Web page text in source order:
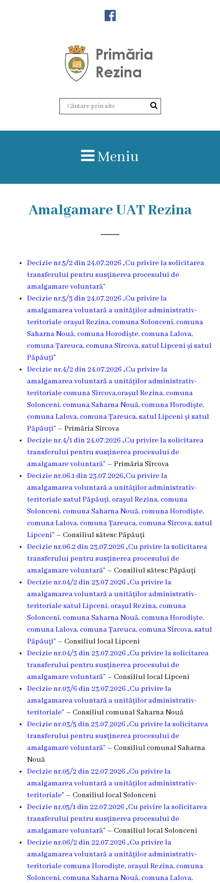
Amalgamare
în
Zile
de
audiență
Primarul
Aparatul
primăriei
Competențele
primarului
Dispozițiile
primarului
Plăți
salariale
încasate
Întreprinderi
subordonate
Grădinița
nr.1
,,Leagănul
copilăriei”
Grădinița
nr.2
,,Andrieș”
Grădinița
nr.5
,,Bucuria”
Grădinița
nr.6
,,Cocoșelul
de
Aur”
Meniu
Amalgamare UAT Rezina
Decizie nr.5/2 din 24.07.2026 „Cu privire la solicitarea
transferului pentru susținerea procesului de
amalgamare voluntară”
Decizie nr.5/3 din 24.07.2026 „Cu privire la
amalgamarea voluntară a unităților administrativ-
teritoriale orașul Rezina, comuna Solonceni, comuna
Saharna Nouă, comuna Horodiște, comuna Lalova,
comuna Țareuca, comuna Sîrcova, satul Lipceni și satul
Păpăuți”
Decizie nr.4/2 din 24.07.2026 „Cu privire la
amalgamarea voluntară a unităților administrativ-
teritoriale comuna Sîrcova,orașul Rezina, comuna
Solonceni, comuna Saharna Nouă, comuna Horodiște,
comuna Lalova, comuna Țareuca, satul Lipceni și satul
Păpăuți” – Primăria Sîrcova
Decizie nr.4/1 din 24.07.2026 „Cu privire la solicitarea
transferului pentru susținerea procesului de
amalgamare voluntară” – Primăria Sîrcova
Decizie nr.06.1 din 23.07.2026„Cu privire la
amalgamarea voluntară a unităților administrativ-
teritoriale satul Păpăuți, orașul Rezina, comuna
Solonceni, comuna Saharna Nouă, comuna Horodiște,
comuna Lalova, comuna Țareuca, comuna Sîrcova, satul
Lipceni” – Consiliul sătesc Păpăuți
Decizie nr.06.2 din 23.07.2026 „Cu privire la solicitarea
transferului pentru susținerea procesului de
amalgamare voluntară” – Consiliul sătesc Păpăuți
Decizie nr.04/2 din 23.07.2026 „Cu privire la
amalgamarea voluntară a unităților administrativ-
teritoriale satul Lipceni, orașul Rezina, comuna
Solonceni, comuna Saharna Nouă, comuna Horodiște,
comuna Lalova, comuna Țareuca, comuna Sîrcova, satul
Păpăuți” – Consiliul local Lipceni
Decizie nr.04/3 din 23.07.2026 „Cu privire la solicitarea
transferului pentru susținerea procesului de
amalgamare voluntară” – Consiliul local Lipceni
Decizie nr.03/6 din 23.07.2026 „Cu privire la
amalgamarea voluntară a unităților administrativ-
teritoriale” – Consiliul comunal Saharna Nouă
Decizie nr.03/5 din 23.07.2026 „Cu privire la solicitarea
transferului pentru susținerea procesului de
amalgamare voluntară” – Consiliul comunal Saharna
Nouă
Decizie nr.05/2 din 22.07.2026 „Cu privire la
amalgamarea voluntară a unităților administrativ-
teritoriale” – Consiliul local Solonceni
Decizie nr.05/1 din 22.07.2026 „Cu privire la solicitarea
transferului pentru susținerea procesului de
amalgamare voluntară” – Consiliul local Solonceni
Decizie nr.06/2 din 22.07.2026 „Cu privire la
amalgamarea voluntară a unităților administrativ-
teritoriale comuna Horodiște, orașul Rezina, comuna
Solonceni, comuna Saharna Nouă, comuna Lalova,